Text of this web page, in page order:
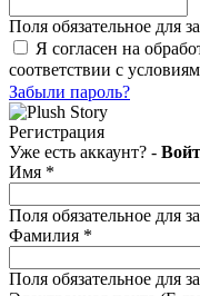
Поля обязательное для
Я согласен на
соответствии с
Забыли пароль?
Регистрация
Уже есть аккаунт? -
Имя *
Поля обязательное для
Фамилия *
Поля обязательное для